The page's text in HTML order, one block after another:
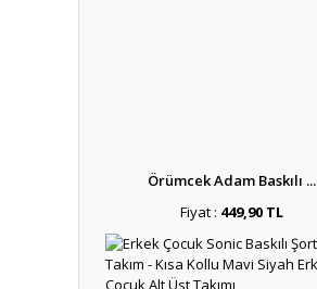
Örümcek Adam Baskılı ...
Fiyat : 449,90 TL